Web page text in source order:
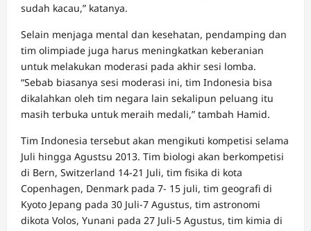
sudah kacau,” katanya.
Selain menjaga mental dan kesehatan, pendamping dan
tim olimpiade juga harus meningkatkan keberanian
untuk melakukan moderasi pada akhir sesi lomba.
“Sebab biasanya sesi moderasi ini, tim Indonesia bisa
dikalahkan oleh tim negara lain sekalipun peluang itu
masih terbuka untuk meraih medali,” tambah Hamid.
Tim Indonesia tersebut akan mengikuti kompetisi selama
Juli hingga Agustsu 2013. Tim biologi akan berkompetisi
di Bern, Switzerland 14-21 Juli, tim fisika di kota
Copenhagen, Denmark pada 7- 15 juli, tim geografi di
Kyoto Jepang pada 30 Juli-7 Agustus, tim astronomi
dikota Volos, Yunani pada 27 Juli-5 Agustus, tim kimia di